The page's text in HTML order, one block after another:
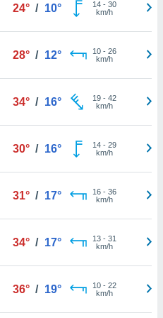
24° / 10° 14- 30
km/h
28° / 12° 10- 26
km/h
34° / 16° 19- 42
km/h
30° / 16° 14- 29
km/h
31° / 17° 16- 36
km/h
34° / 17° 13- 31
km/h
36° / 19° 10- 22
km/h